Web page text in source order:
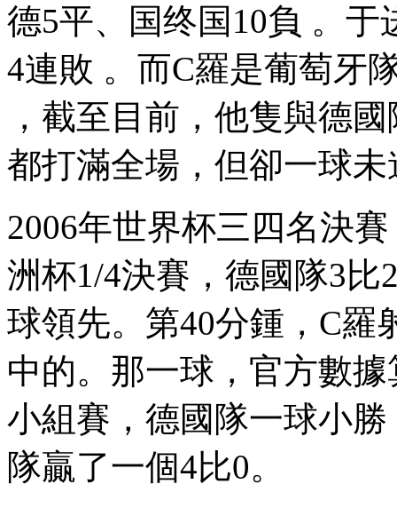
德5平 、国终国10負 。
4連敗 。而C羅是葡萄
，截至目前，他隻與德國
都打滿全場，但卻一球未
2006年世界杯三四名決賽
洲杯1/4決賽，德國隊3比
球領先。第40分鍾，C
中的。那一球 ，官方
小組賽，德國隊一球小勝 
隊贏了一個4比0。